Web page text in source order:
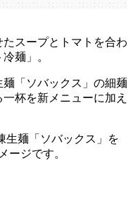
スープとトマトを合わ
麺」。
「ソバックス」の細麺
杯を新メニューに加え
生麺「ソバックス」を
ージです。